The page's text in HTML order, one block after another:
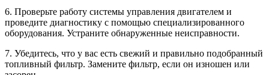
6. Проверьте работу системы управления двигателем и
проведите диагностику с помощью специализированного
оборудования. Устраните обнаруженные неисправности.
7. Убедитесь, что у вас есть свежий и правильно подобранный
топливный фильтр. Замените фильтр, если он изношен или